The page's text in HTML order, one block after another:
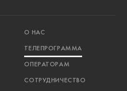
О НАС
ТЕЛЕПРОГРАММА
ОПЕРАТОРАМ
СОТРУДНИЧЕСТВО